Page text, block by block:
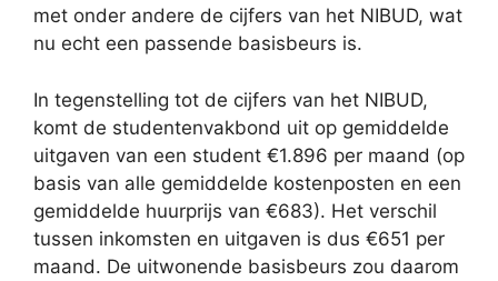
met onder andere de cijfers van het NIBUD, wat
nu echt een passende basisbeurs is.
In tegenstelling tot de cijfers van het NIBUD,
komt de studentenvakbond uit op gemiddelde
uitgaven van een student €1.896 per maand (op
basis van alle gemiddelde kostenposten en een
gemiddelde huurprijs van €683). Het verschil
tussen inkomsten en uitgaven is dus €651 per
maand. De uitwonende basisbeurs zou daarom